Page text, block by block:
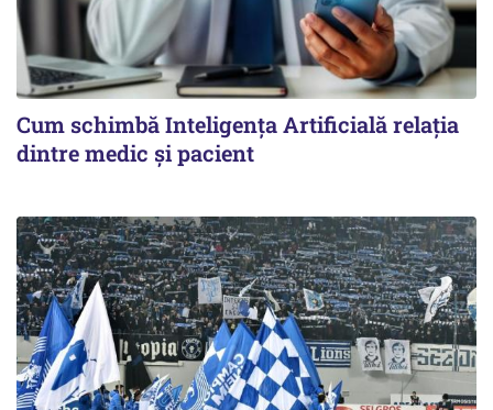
Cum schimbă Inteligența Artificială relația
dintre medic și pacient